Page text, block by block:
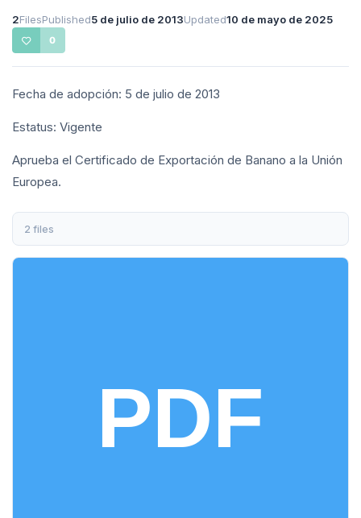
2FilesPublished5 de julio de 2013Updated10 de mayo de 2025
0
Fecha de adopción: 5 de julio de 2013
Estatus: Vigente
Aprueba el Certificado de Exportación de Banano a la Unión
Europea.
2 files